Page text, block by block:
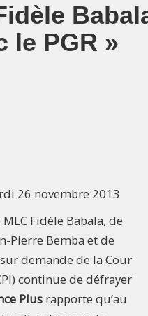
le PGR »
26 novembre 2013
Fidèle Babala, de
Pierre Bemba et de
demande de la Cour
continue de défrayer
Plus rapporte qu’au